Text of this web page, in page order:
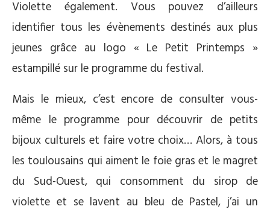
Violette également. Vous pouvez d’ailleurs
identifier tous les évènements destinés aux plus
jeunes grâce au logo « Le Petit Printemps »
estampillé sur le programme du festival.
Mais le mieux, c’est encore de consulter vous-
même le programme pour découvrir de petits
bijoux culturels et faire votre choix… Alors, à tous
les toulousains qui aiment le foie gras et le magret
du Sud-Ouest, qui consomment du sirop de
violette et se lavent au bleu de Pastel, j’ai un